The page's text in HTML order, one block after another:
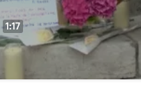
1:17